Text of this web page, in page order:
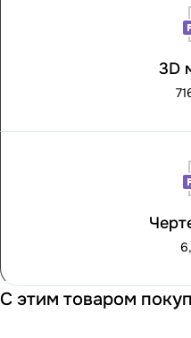
3D
С этим товаром